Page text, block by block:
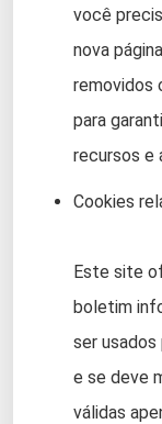
você
nova
removidos
para
recursos e
Cookies
Este site
boletim
ser
e se deve
válidas